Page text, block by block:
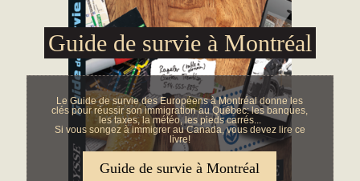
Guide de survie à Montréal
Le Guide de survie des Européens à Montréal donne les
clés pour réussir son immigration au Québec: les banques,
les taxes, la météo, les pieds carrés...
Si vous songez à immigrer au Canada, vous devez lire ce
livre!
Guide de survie à Montréal